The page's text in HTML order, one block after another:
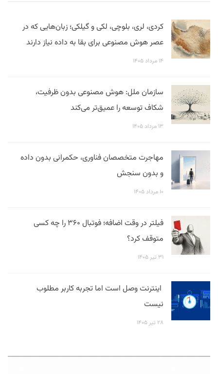
کردی، لری، بلوچی، لکی و گیلکی؛ زبان‌هایی که در
عصر هوش مصنوعی برای بقا به داده نیاز دارند
۱۴ مرداد ۱۴۰۵
سازمان ملل: هوش مصنوعی بدون ظرفیت،
شکاف توسعه را عمیق‌تر می‌کند
۱۳ مرداد ۱۴۰۵
مهاجرت متخصصان فناوری، حکمرانی بدون داده
و بدون سنجش
۱۰ مرداد ۱۴۰۵
فیلتر در وقت اضافه؛ فوتبال ۳۶۰ را چه کسی
متوقف کرد؟
۳۱ تیر ۱۴۰۵
اینترنت وصل است اما تجربه کاربر مطلوب
نیست
۲۸ تیر ۱۴۰۵